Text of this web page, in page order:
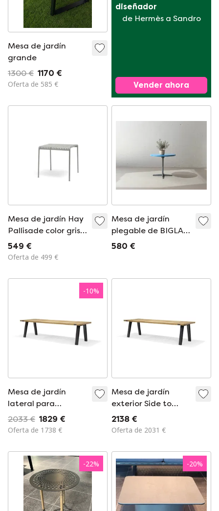
Mesa de jardín
grande
1300 € 1170 €
Oferta de 585 €
diseñador
de Hermès a Sandro
Vender ahora
Mesa de jardín Hay
Pallisade color gris
cielo. Nueva, en su
caja original.
549 €
Oferta de 499 €
Mesa de jardín
plegable de BIGLA
Sissach, Suiza,
580 €
-10%
Mesa de jardín
lateral para
exteriores,
290x100cm
2033 € 1829 €
Oferta de 1738 €
Mesa de jardín
exterior Side to
Side, 230 x 100 cm
2138 €
Oferta de 2031 €
-22% -20%